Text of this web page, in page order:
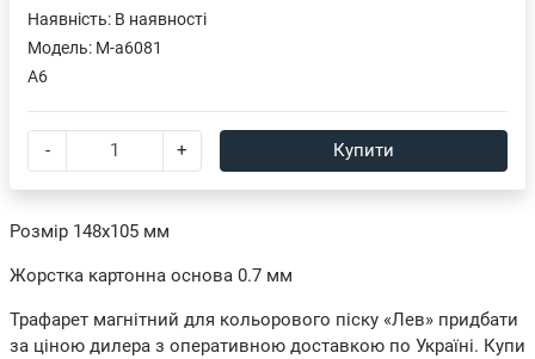
Розмір 148х105 мм
Жорстка картонна основа 0.7 мм
Трафарет магнітний для кольорового піску «Лев» придбати
за ціною дилера з оперативною доставкою по Україні. Купи
Наявність: В наявності
Модель: M-a6081
A6
- + Купити